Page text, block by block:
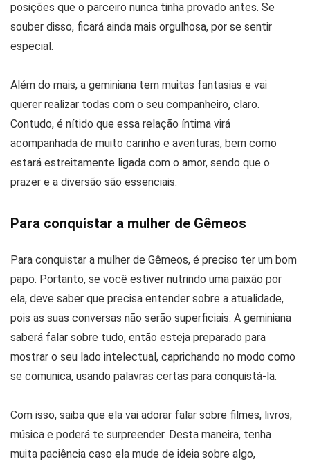
posições que o parceiro nunca tinha provado antes. Se
souber disso, ficará ainda mais orgulhosa, por se sentir
especial.
Além do mais, a geminiana tem muitas fantasias e vai
querer realizar todas com o seu companheiro, claro.
Contudo, é nítido que essa relação íntima virá
acompanhada de muito carinho e aventuras, bem como
estará estreitamente ligada com o amor, sendo que o
prazer e a diversão são essenciais.
Para conquistar a mulher de Gêmeos
Para conquistar a mulher de Gêmeos, é preciso ter um bom
papo. Portanto, se você estiver nutrindo uma paixão por
ela, deve saber que precisa entender sobre a atualidade,
pois as suas conversas não serão superficiais. A geminiana
saberá falar sobre tudo, então esteja preparado para
mostrar o seu lado intelectual, caprichando no modo como
se comunica, usando palavras certas para conquistá-la.
Com isso, saiba que ela vai adorar falar sobre filmes, livros,
música e poderá te surpreender. Desta maneira, tenha
muita paciência caso ela mude de ideia sobre algo,